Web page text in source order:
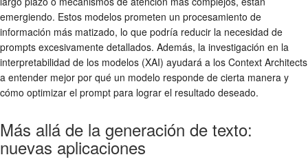
emergiendo. Estos modelos prometen un procesamiento de
información más matizado, lo que podría reducir la necesidad de
prompts excesivamente detallados. Además, la investigación en la
interpretabilidad de los modelos (XAI) ayudará a los Context Architects
a entender mejor por qué un modelo responde de cierta manera y
cómo optimizar el prompt para lograr el resultado deseado.
Más allá de la generación de texto:
nuevas aplicaciones